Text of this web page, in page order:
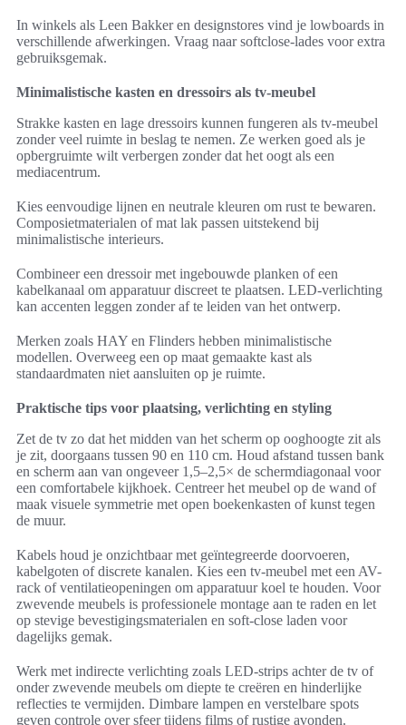
In winkels als Leen Bakker en designstores vind je lowboards in
verschillende afwerkingen. Vraag naar softclose-lades voor extra
gebruiksgemak.
Minimalistische kasten en dressoirs als tv-meubel
Strakke kasten en lage dressoirs kunnen fungeren als tv-meubel
zonder veel ruimte in beslag te nemen. Ze werken goed als je
opbergruimte wilt verbergen zonder dat het oogt als een
mediacentrum.
Kies eenvoudige lijnen en neutrale kleuren om rust te bewaren.
Composietmaterialen of mat lak passen uitstekend bij
minimalistische interieurs.
Combineer een dressoir met ingebouwde planken of een
kabelkanaal om apparatuur discreet te plaatsen. LED-verlichting
kan accenten leggen zonder af te leiden van het ontwerp.
Merken zoals HAY en Flinders hebben minimalistische
modellen. Overweeg een op maat gemaakte kast als
standaardmaten niet aansluiten op je ruimte.
Praktische tips voor plaatsing, verlichting en styling
Zet de tv zo dat het midden van het scherm op ooghoogte zit als
je zit, doorgaans tussen 90 en 110 cm. Houd afstand tussen bank
en scherm aan van ongeveer 1,5–2,5× de schermdiagonaal voor
een comfortabele kijkhoek. Centreer het meubel op de wand of
maak visuele symmetrie met open boekenkasten of kunst tegen
de muur.
Kabels houd je onzichtbaar met geïntegreerde doorvoeren,
kabelgoten of discrete kanalen. Kies een tv-meubel met een AV-
rack of ventilatieopeningen om apparatuur koel te houden. Voor
zwevende meubels is professionele montage aan te raden en let
op stevige bevestigingsmaterialen en soft-close laden voor
dagelijks gemak.
Werk met indirecte verlichting zoals LED-strips achter de tv of
onder zwevende meubels om diepte te creëren en hinderlijke
reflecties te vermijden. Dimbare lampen en verstelbare spots
geven controle over sfeer tijdens films of rustige avonden.